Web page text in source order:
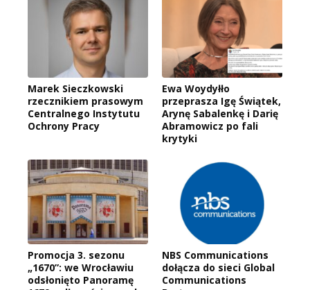
Marek Sieczkowski
rzecznikiem prasowym
Centralnego Instytutu
Ochrony Pracy
Ewa Woydyłło
przeprasza Igę Świątek,
Arynę Sabalenkę i Darię
Abramowicz po fali
krytyki
Promocja 3. sezonu
„1670”: we Wrocławiu
odsłonięto Panoramę
NBS Communications
dołącza do sieci Global
Communications